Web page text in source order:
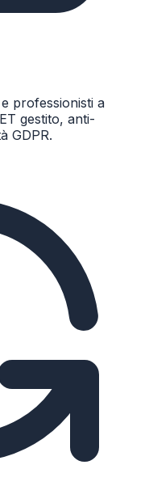
professionisti a
gestito, anti-
GDPR.